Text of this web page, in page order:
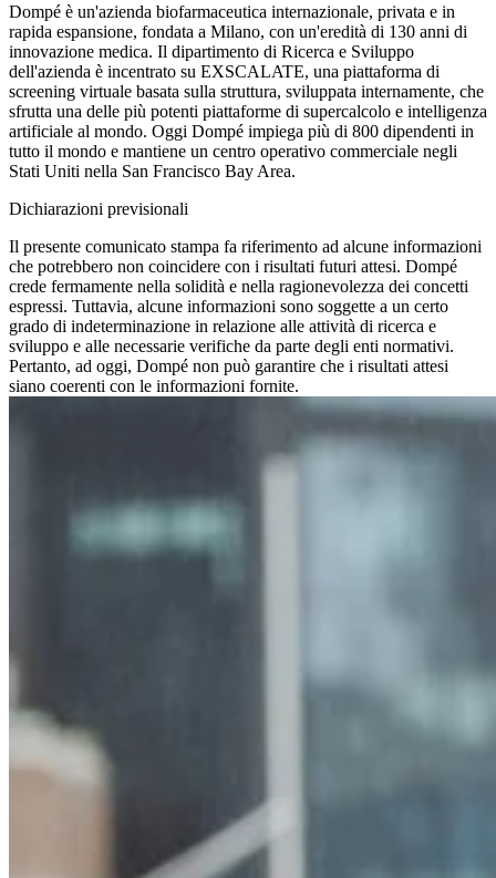
Dompé è un'azienda biofarmaceutica internazionale, privata e in
rapida espansione, fondata a Milano, con un'eredità di 130 anni di
innovazione medica. Il dipartimento di Ricerca e Sviluppo
dell'azienda è incentrato su EXSCALATE, una piattaforma di
screening virtuale basata sulla struttura, sviluppata internamente, che
sfrutta una delle più potenti piattaforme di supercalcolo e intelligenza
artificiale al mondo. Oggi Dompé impiega più di 800 dipendenti in
tutto il mondo e mantiene un centro operativo commerciale negli
Stati Uniti nella San Francisco Bay Area.
Dichiarazioni previsionali
Il presente comunicato stampa fa riferimento ad alcune informazioni
che potrebbero non coincidere con i risultati futuri attesi. Dompé
crede fermamente nella solidità e nella ragionevolezza dei concetti
espressi. Tuttavia, alcune informazioni sono soggette a un certo
grado di indeterminazione in relazione alle attività di ricerca e
sviluppo e alle necessarie verifiche da parte degli enti normativi.
Pertanto, ad oggi, Dompé non può garantire che i risultati attesi
siano coerenti con le informazioni fornite.